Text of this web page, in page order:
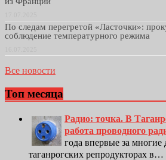
По следам перегретой «Ласточки»:
соблюдение температурного режима
Все новости
Топ месяца
Радио: точка. В
работа проводного
года впервые за многие
таганрогских репродукторах в…